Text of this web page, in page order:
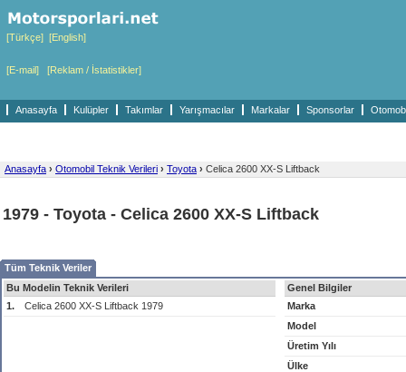
[Türkçe] [English]
[E-mail] [Reklam / İstatistikler]
Anasayfa Kulüpler Takımlar Yarışmacılar Markalar Sponsorlar
Anasayfa › Otomobil Teknik Verileri › Toyota › Celica 2600 XX-S Liftback
1979 - Toyota - Celica 2600 XX-S Liftback
Tüm Teknik Veriler
Bu Modelin Teknik Verileri
1.
Celica 2600 XX-S Liftback 1979
Genel Bilgiler
Marka
Model
Üretim Yılı
Ülke